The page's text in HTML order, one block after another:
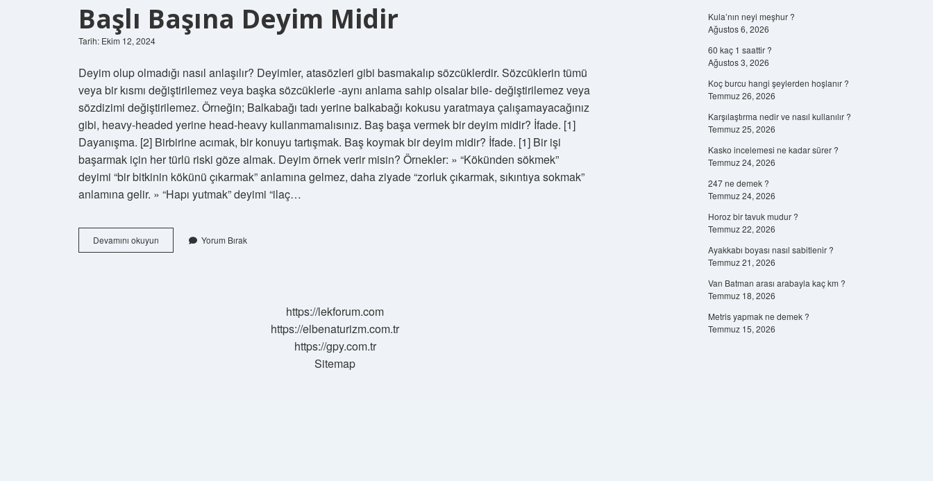
Başlı Başına Deyim Midir
Tarih: Ekim 12, 2024
Deyim olup olmadığı nasıl anlaşılır? Deyimler, atasözleri gibi basmakalıp sözcüklerdir. Sözcüklerin tümü
veya bir kısmı değiştirilemez veya başka sözcüklerle -aynı anlama sahip olsalar bile- değiştirilemez veya
sözdizimi değiştirilemez. Örneğin; Balkabağı tadı yerine balkabağı kokusu yaratmaya çalışamayacağınız
gibi, heavy-headed yerine head-heavy kullanmamalısınız. Baş başa vermek bir deyim midir? İfade. [1]
Dayanışma. [2] Birbirine acımak, bir konuyu tartışmak. Baş koymak bir deyim midir? İfade. [1] Bir işi
başarmak için her türlü riski göze almak. Deyim örnek verir misin? Örnekler: » “Kökünden sökmek”
deyimi “bir bitkinin kökünü çıkarmak” anlamına gelmez, daha ziyade “zorluk çıkarmak, sıkıntıya sokmak”
anlamına gelir. » “Hapı yutmak” deyimi “ilaç…
Devamını okuyun
Başına
Yorum Bırak
https://lekforum.com
https://elbenaturizm.com.tr
https://gpy.com.tr
Sitemap
Kula’nın neyi meşhur ?
Ağustos 6, 2026
60 kaç 1 saattir ?
Ağustos 3, 2026
Koç burcu hangi şeylerden hoşlanır ?
Temmuz 26, 2026
Karşılaştırma nedir ve nasıl kullanılır ?
Temmuz 25, 2026
Kasko incelemesi ne kadar sürer ?
Temmuz 24, 2026
247 ne demek ?
Temmuz 24, 2026
Horoz bir tavuk mudur ?
Temmuz 22, 2026
Ayakkabı boyası nasıl sabitlenir ?
Temmuz 21, 2026
Van Batman arası arabayla kaç km ?
Temmuz 18, 2026
Metris yapmak ne demek ?
Temmuz 15, 2026